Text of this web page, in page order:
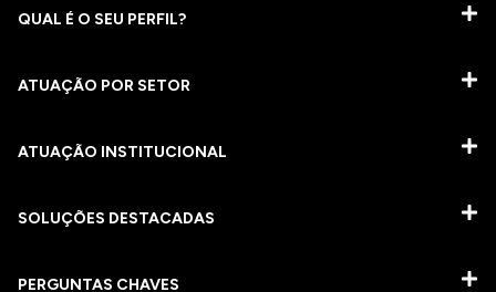
QUAL É O SEU PERFIL?
ATUAÇÃO POR SETOR
ATUAÇÃO INSTITUCIONAL
SOLUÇÕES DESTACADAS
PERGUNTAS CHAVES​